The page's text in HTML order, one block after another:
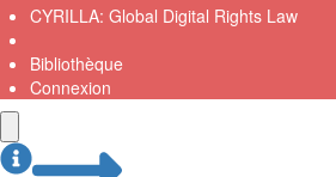
CYRILLA: Global Digital Rights Law
Bibliothèque
Connexion